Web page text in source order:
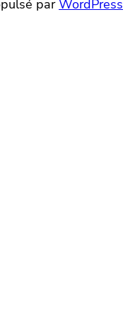
par WordPress